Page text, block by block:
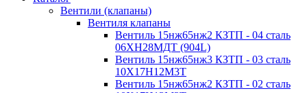
Вентили (клапаны)
Вентиля клапаны
Вентиль 15нж65нж2 КЗТП - 04 сталь
06ХН28МДТ (904L)
Вентиль 15нж65нж3 КЗТП - 03 сталь
10Х17Н12М3Т
Вентиль 15нж65нж2 КЗТП - 02 сталь